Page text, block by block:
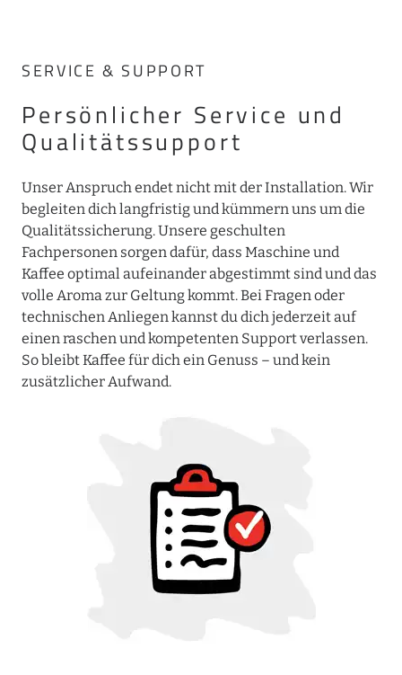
SERVICE & SUPPORT
Persönlicher Service und
Qualitätssupport
Unser Anspruch endet nicht mit der Installation. Wir
begleiten dich langfristig und kümmern uns um die
Qualitätssicherung. Unsere geschulten
Fachpersonen sorgen dafür, dass Maschine und
Kaffee optimal aufeinander abgestimmt sind und das
volle Aroma zur Geltung kommt. Bei Fragen oder
technischen Anliegen kannst du dich jederzeit auf
einen raschen und kompetenten Support verlassen.
So bleibt Kaffee für dich ein Genuss – und kein
zusätzlicher Aufwand.